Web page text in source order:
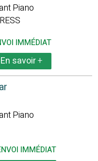
Piano
IMMÉDIAT
En savoir+
Piano
IMMÉDIAT